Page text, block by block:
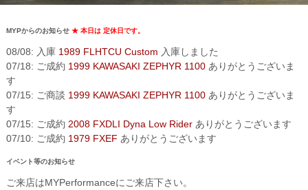
MYPからのお知らせ ★ 本日は 定休日です。
08/08: 入庫 1989 FLHTCU Custom 入庫しました
07/18: ご成約 1999 KAWASAKI ZEPHYR 1100ありがとうございま
す
07/15: ご商談 1999 KAWASAKI ZEPHYR 1100ありがとうございま
す
07/15: ご成約 2008 FXDLI Dyna Low Riderありがとうございます
07/10: ご成約 1979 FXEF ありがとうございます
イベント等のお知らせ
ご来店はMYPerformanceにご来店下さい。